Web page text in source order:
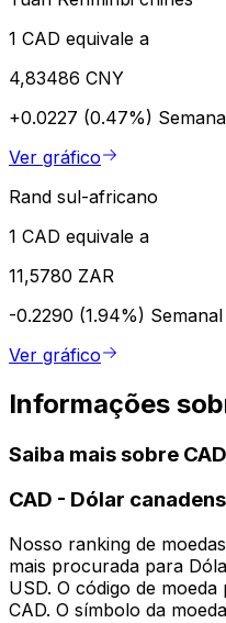
1 CAD equivale a
4,83486 CNY
+0.0227 (0.47%)
Ver gráfico
Rand sul-africano
1 CAD equivale a
11,5780 ZAR
-0.2290 (1.94%) Semanal
Ver gráfico
Informações
Saiba mais sobre
CAD - Dólar
Nosso ranking de
mais procurada para
USD. O código de
CAD. O símbolo da